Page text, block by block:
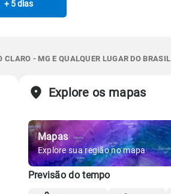
Vento Umidade
ManhãTarde
0.0mm
44%84%
06:29h às 17:49h
Nova
Vento Umidade
+ 5 dias
- MG E QUALQUER LUGAR DO BRASIL
Explore os mapas
Mapas
Explore sua região no mapa
Previsão do tempo